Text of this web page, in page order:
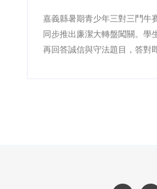
嘉義縣暑期青少年三對三鬥牛
同步推出廉潔大轉盤闖關。學
再回答誠信與守法題目，答對